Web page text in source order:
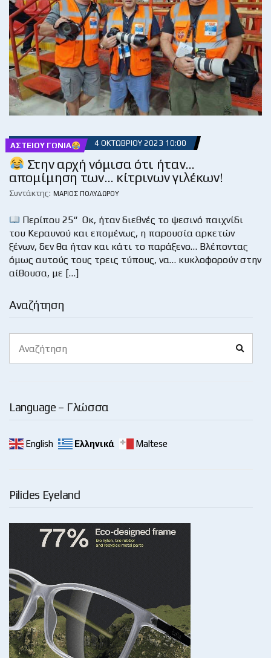
Αναζήτηση
for:
Language – Γλώσσα
English Ελληνικά Maltese
Pilides Eyeland
ΑΣΤΕΊΟΥ ΓΩΝΊΑ 4 ΟΚΤΩΒΡΊΟΥ 2023 10:00
Στην αρχή νόμισα ότι ήταν…
απομίμηση των… κίτρινων γιλέκων!
Συντάκτης: ΜΆΡΙΟΣ ΠΟΛΥΔΏΡΟΥ
Περίπου 25“ Οκ, ήταν διεθνές το ψεσινό παιχνίδι
του Κεραυνού και επομένως, η παρουσία αρκετών
ξένων, δεν θα ήταν και κάτι το παράξενο… Βλέποντας
όμως αυτούς τους τρεις τύπους, να… κυκλοφορούν στην
αίθουσα, με […]